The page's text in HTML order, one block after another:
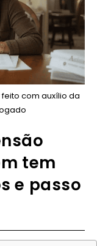
com auxílio da
tem
e passo